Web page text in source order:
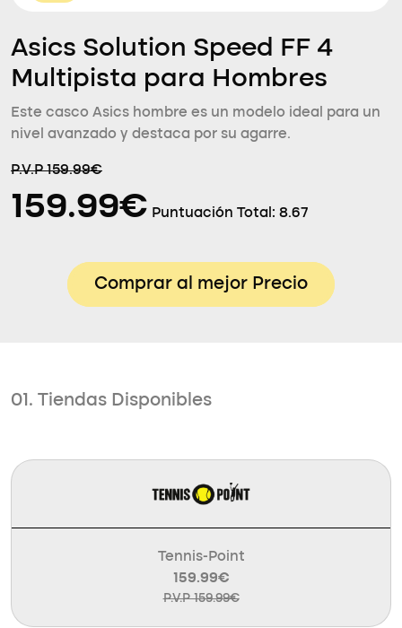
Asics Solution Speed FF 4
Multipista para Hombres
Este casco Asics hombre es un modelo ideal para un
nivel avanzado y destaca por su agarre.
P.V.P 159.99€
159.99€ Puntuación Total: 8.67
Comprar al mejor Precio
01. Tiendas Disponibles
Tennis-Point
159.99€
P.V.P 159.99€